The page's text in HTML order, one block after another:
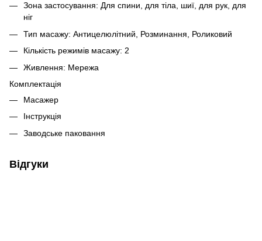
Зона застосування: Для спини, для тіла, шиї, для рук, для
ніг
Тип масажу: Антицелюлітний, Розминання, Роликовий
Кількість режимів масажу: 2
Живлення: Мережа
Комплектація
Масажер
Інструкція
Заводське паковання
Відгуки